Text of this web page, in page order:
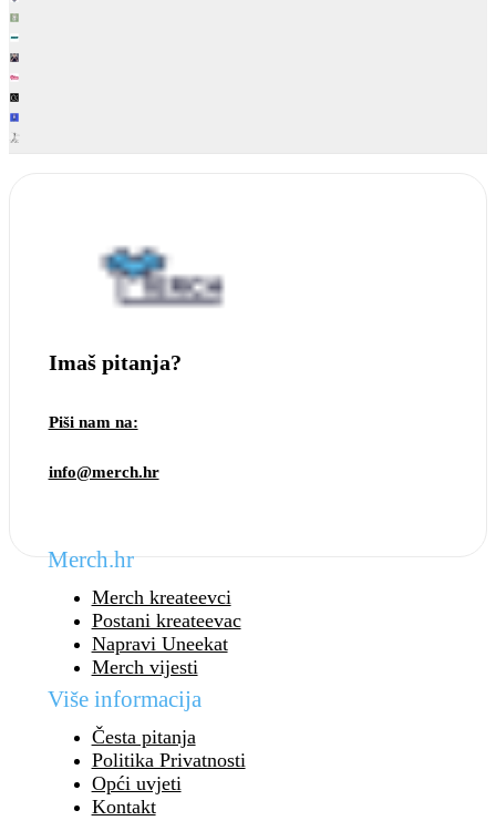
Imaš pitanja?
Piši nam na:
info@merch.hr
Merch.hr
Merch kreateevci
Postani kreateevac
Napravi Uneekat
Merch vijesti
Više informacija
Česta pitanja
Politika Privatnosti
Opći uvjeti
Kontakt